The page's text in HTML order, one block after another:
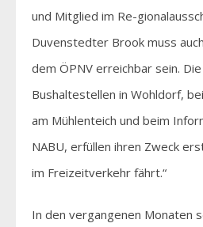
und Mitglied im Re-
Duvenstedter Brook muss
dem ÖPNV erreichbar sein.
Bushaltestellen in Wohldorf,
am Mühlenteich und beim
NABU, erfüllen ihren Zweck
im Freizeitverkehr fährt.“
In den vergangenen Monaten